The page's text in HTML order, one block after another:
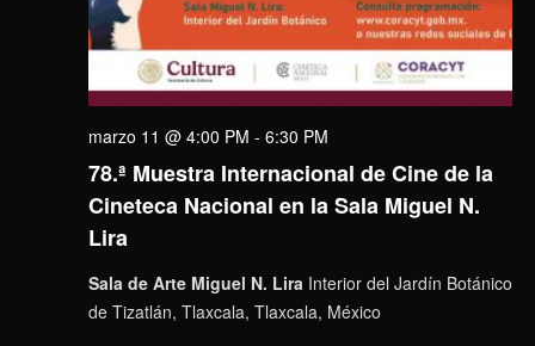
78.ª Muestra Internacional de Cine de la
Cineteca Nacional en la Sala Miguel N.
Lira
marzo 11 @ 4:00 PM - 6:30 PM
Sala de Arte Miguel N. Lira Interior del Jardín Botánico
de Tizatlán, Tlaxcala, Tlaxcala, México